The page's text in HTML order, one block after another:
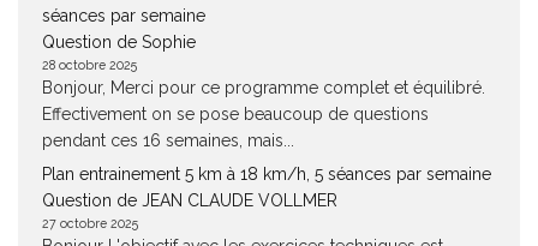
séances par semaine
Question de Sophie
28 octobre 2025
Bonjour, Merci pour ce programme complet et équilibré.
Effectivement on se pose beaucoup de questions
pendant ces 16 semaines, mais...
Plan entrainement 5 km à 18 km/h, 5 séances par semaine
Question de JEAN CLAUDE VOLLMER
27 octobre 2025